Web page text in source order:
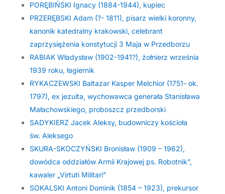
PORĘBIŃSKI Ignacy (1884-1944), kupiec
PRZERĘBSKI Adam (?- 1811), pisarz wielki koronny,
kanonik katedralny krakowski, celebrant
zaprzysiężenia konstytucji 3 Maja w Przedborzu
RABIAK Władysław (1902-1941?), żołnierz września
1939 roku, łagiernik
RYKACZEWSKI Baltazar Kasper Melchior (1751- ok.
1797), ex jezuita, wychowawca generała Stanisława
Małachowskiego, proboszcz przedborski
SADYKIERZ Jacek Aleksy, budowniczy kościoła
św. Aleksego
SKURA-SKOCZYŃSKI Bronisław (1909 – 1962),
dowódca oddziałów Armii Krajowej ps. Robotnik”,
kawaler „Virtuti Militari”
SOKALSKI Antoni Dominik (1854 – 1923), prekursor